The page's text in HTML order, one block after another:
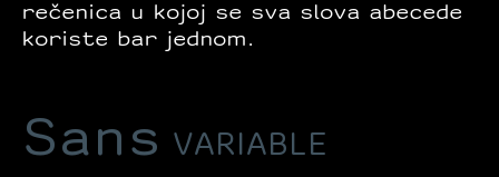
rečenica u kojoj se sva slova abecede
koriste bar jednom.
Sans VARIABLE